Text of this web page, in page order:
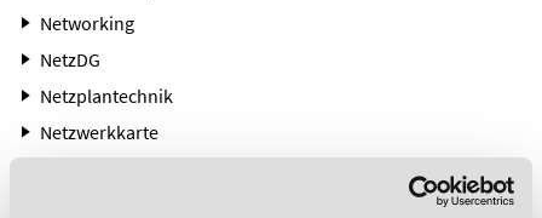
Networking
NetzDG
Netzplantechnik
Netzwerkkarte